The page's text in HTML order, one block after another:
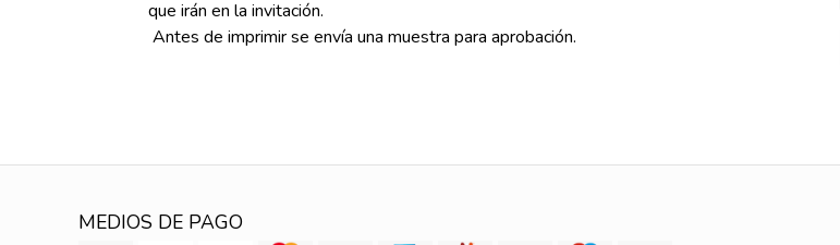
que irán en la invitación.
Antes de imprimir se envía una muestra para aprobación.
MEDIOS DE PAGO